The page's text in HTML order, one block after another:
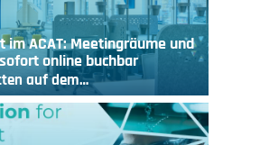
im ACAT: Meetingräume und
online buchbar
auf dem…